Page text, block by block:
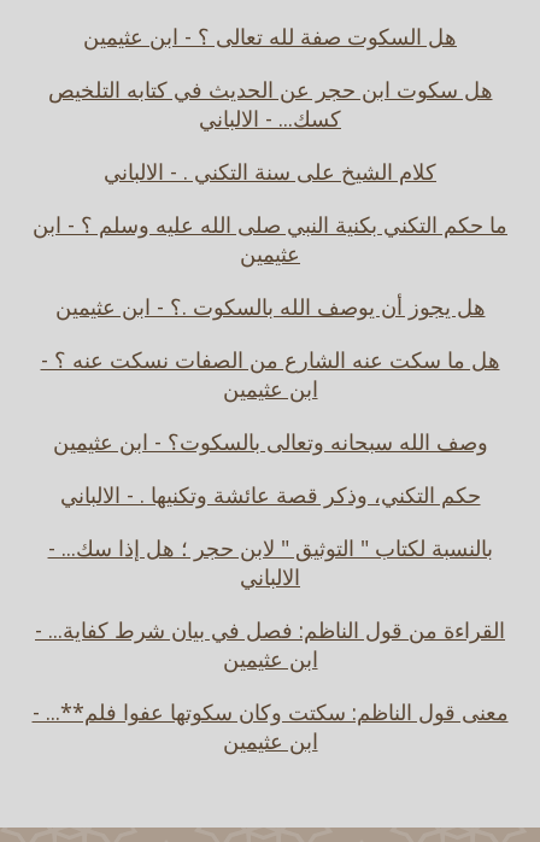
هل السكوت صفة لله تعالى ؟ - ابن عثيمين
هل سكوت ابن حجر عن الحديث في كتابه التلخيص
كسك... - الالباني
كلام الشيخ على سنة التكني . - الالباني
ما حكم التكني بكنية النبي صلى الله عليه وسلم ؟ - ابن
عثيمين
هل يجوز أن يوصف الله بالسكوت .؟ - ابن عثيمين
هل ما سكت عنه الشارع من الصفات نسكت عنه ؟ -
ابن عثيمين
وصف الله سبحانه وتعالى بالسكوت؟ - ابن عثيمين
حكم التكني، وذكر قصة عائشة وتكنيها . - الالباني
بالنسبة لكتاب " التوثيق " لابن حجر ؛ هل إذا سك... -
الالباني
القراءة من قول الناظم: فصل في بيان شرط كفاية... -
ابن عثيمين
معنى قول الناظم: سكتت وكان سكوتها عفوا فلم**... -
ابن عثيمين